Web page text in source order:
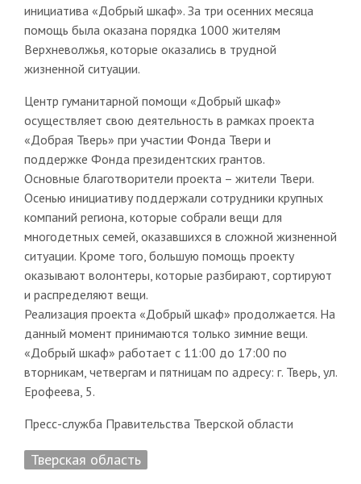
инициатива «Добрый шкаф». За три осенних месяца
помощь была оказана порядка 1000 жителям
Верхневолжья, которые оказались в трудной
жизненной ситуации.
Центр гуманитарной помощи «Добрый шкаф»
осуществляет свою деятельность в рамках проекта
«Добрая Тверь» при участии Фонда Твери и
поддержке Фонда президентских грантов.
Основные благотворители проекта – жители Твери.
Осенью инициативу поддержали сотрудники крупных
компаний региона, которые собрали вещи для
многодетных семей, оказавшихся в сложной жизненной
ситуации. Кроме того, большую помощь проекту
оказывают волонтеры, которые разбирают, сортируют
и распределяют вещи.
Реализация проекта «Добрый шкаф» продолжается. На
данный момент принимаются только зимние вещи.
«Добрый шкаф» работает с 11:00 до 17:00 по
вторникам, четвергам и пятницам по адресу: г. Тверь, ул.
Ерофеева, 5.
Пресс-служба Правительства Тверской области
Тверская область